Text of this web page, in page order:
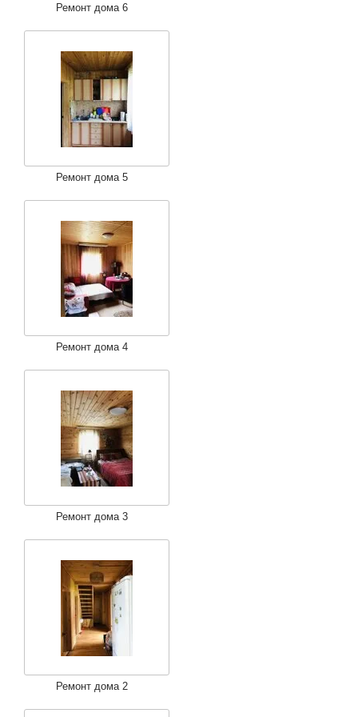
Ремонт дома 6
Ремонт дома 5
Ремонт дома 4
Ремонт дома 3
Ремонт дома 2